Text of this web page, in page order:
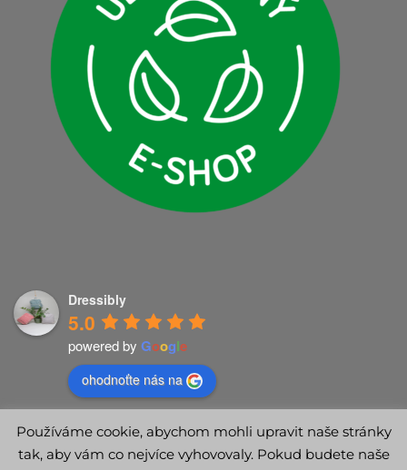
Dressibly
5.0
powered by Google
ohodnoťte nás na
Používáme cookie, abychom mohli upravit naše stránky
tak, aby vám co nejvíce vyhovovaly. Pokud budete naše